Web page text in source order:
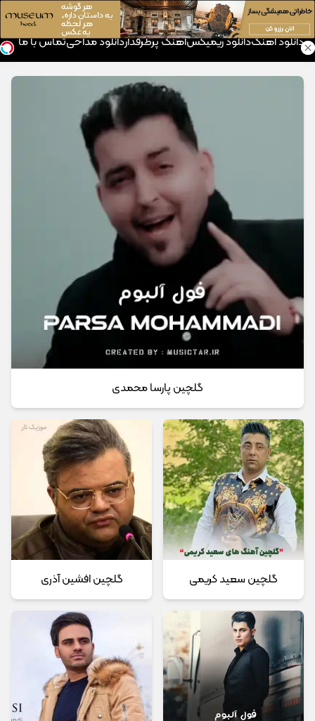
موزیک تار
دانلود آهنگدانلود ریمیکسآهنگ پرطرفداردانلود مداحیتماس با ما
گلچین پارسا محمدی
گلچین سعید کریمی گلچین افشین آذری